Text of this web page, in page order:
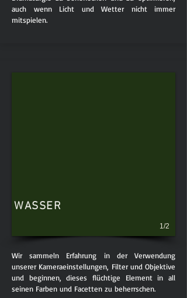
auch wenn Licht und Wetter nicht immer
mitspielen.
1/2
WASSER
Wir sammeln Erfahrung in der Verwendung
unserer Kameraeinstellungen, Filter und Objektive
und beginnen, dieses flüchtige Element in all
seinen Farben und Facetten zu beherrschen.